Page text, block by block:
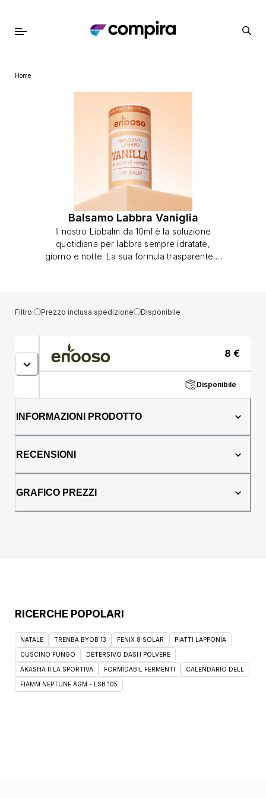
Home
Balsamo Labbra Vaniglia
Il nostro Lipbalm da 10ml è la soluzione
quotidiana per labbra sempre idratate,
giorno e notte. La sua formula trasparente e
il burro di karité e vitamina E, nutre
profondamente, mantenendo le labbra
arricchita con cera di candelilla, una valida
alternativa vegana alla cera d''api, crea una
barriera protettiva che trattiene l''umidità,
prevenendo la secchezza senza appiccicare.
sollievo immediato e prevenendo
confezionato in un tubetto in cartoncino,
all''ultimo grammo.Con il Balsamo Enooso, le
Filtro: Prezzo inclusa spedizione Disponibile
8 €
Disponibile
INFORMAZIONI PRODOTTO
RECENSIONI
GRAFICO PREZZI
RICERCHE POPOLARI
NATALE TRENBA BYOB 13 FENIX 8 SOLAR PIATTI LAPPONIA
CUSCINO FUNGO DETERSIVO DASH POLVERE
AKASHA II LA SPORTIVA FORMIDABIL FERMENTI CALENDARIO DELL
FIAMM NEPTUNE AGM - LSB 105